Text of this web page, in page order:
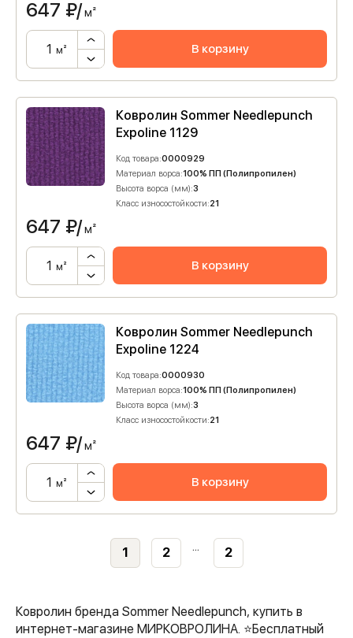
647 ₽/м²
м² В корзину
Ковролин Sommer Needlepunch
Expoline 1129
Код товара:0000929
Материал ворса:100% ПП (Полипропилен)
Высота ворса (мм):3
Класс износостойкости:21
647 ₽/м²
м² В корзину
Ковролин Sommer Needlepunch
Expoline 1224
Код товара:0000930
Материал ворса:100% ПП (Полипропилен)
Высота ворса (мм):3
Класс износостойкости:21
647 ₽/м²
м² В корзину
1 2 ... 2
Ковролин бренда Sommer Needlepunch, купить в
интернет-магазине МИРКОВРОЛИНА. ⭐️Бесплатный